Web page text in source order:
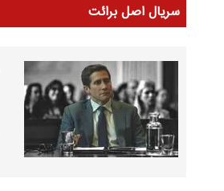
سریال اصل برائت